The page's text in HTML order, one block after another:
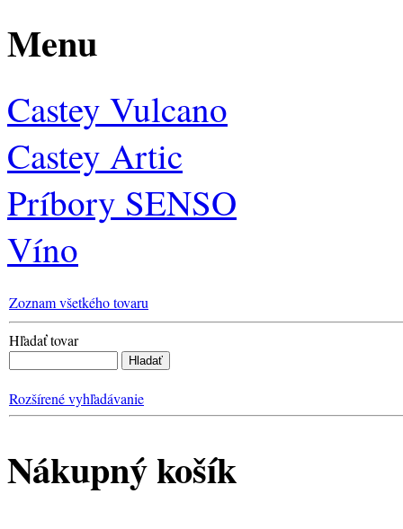
Menu
Castey Vulcano
Castey Artic
Príbory SENSO
Víno
Zoznam všetkého tovaru
Hľadať tovar
Rozšírené vyhľadávanie
Nákupný košík